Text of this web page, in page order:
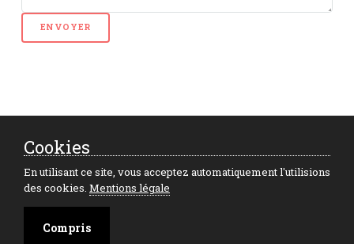
Starfield voit sa sortie...
Cookies
En utilisant ce site, vous acceptez automatiquement l'utilisions
des cookies. Mentions légale
Compris